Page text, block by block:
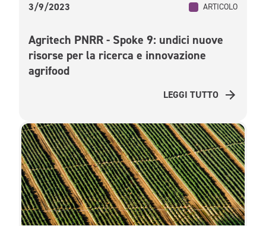
3/9/2023 ARTICOLO
Agritech PNRR - Spoke 9: undici nuove
risorse per la ricerca e innovazione
agrifood
LEGGI TUTTO